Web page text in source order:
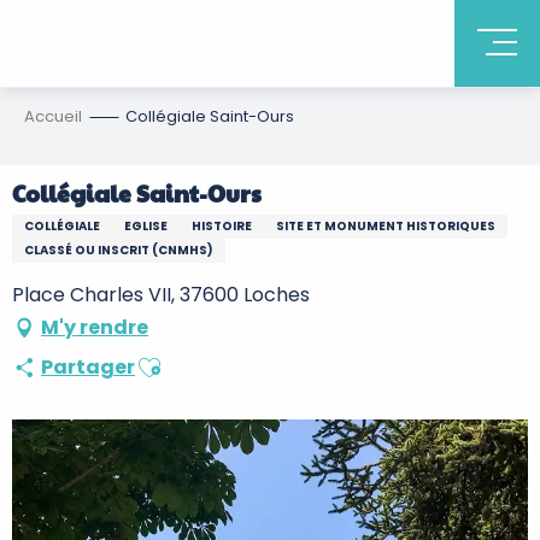
Accueil Collégiale Saint-Ours
Collégiale Saint-Ours
COLLÉGIALE EGLISE HISTOIRE
SITE ET MONUMENT HISTORIQUES
CLASSÉ OU INSCRIT (CNMHS)
Place Charles VII, 37600 Loches
M'y rendre
PartagerAjouter aux favoris